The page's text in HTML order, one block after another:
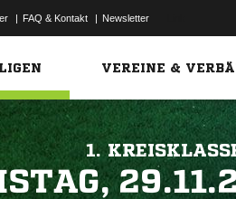
| FAQ & Kontakt | Newsletter
LIGEN VEREINE &
1.